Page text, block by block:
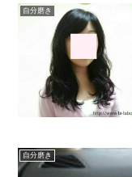
自分磨き
自分磨き